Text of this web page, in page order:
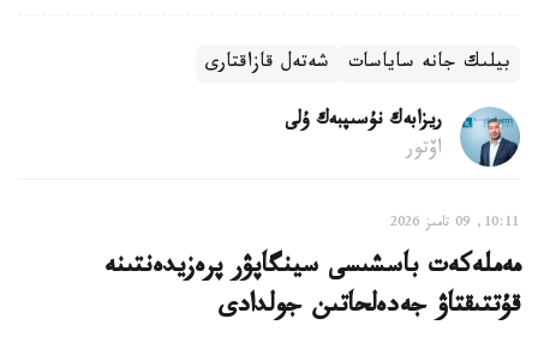
بيلىك جانە ساياسات شەتەل قازاقتارى
ريزابەك نۇسىپبەك ۇلى
اۆتور
10:11, 09 تامىز 2026
مەملەكەت باسشىسى سينگاپۋر پرەزيدەنتىنە
قۇتتىقتاۋ جەدەلحاتىن جولدادى